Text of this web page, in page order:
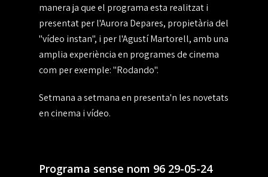
manera ja que el programa esta realitzat i
presentat per l'Aurora Depares, propietària del
"vídeo instan", i per l'Agustí Martorell, amb una
amplia experiència en programes de cinema
com per exemple: "Rodando".
Setmana a setmana en presenta'n les novetats
en cinema i vídeo.
Programa sense nom 96 29-05-24